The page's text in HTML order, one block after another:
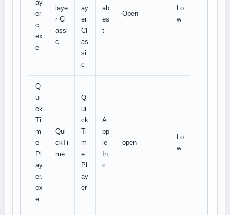
ay
er
c.
ex
e
laye
r Cl
assi
c
ay
er
Cl
as
si
c
ab
es
t
Open
Lo
w
Q
ui
ck
Ti
m
e
Pl
ay
er.
ex
e
Qui
ckTi
me
Q
ui
ck
Ti
m
e
Pl
ay
er
A
pp
le
In
c.
open
Lo
w